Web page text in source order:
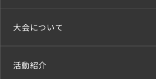
大会について
活動紹介